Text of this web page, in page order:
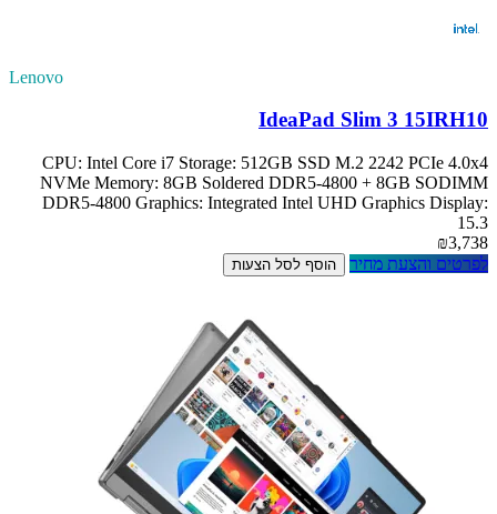
Lenovo
IdeaPad Slim 3 15IRH10
CPU: Intel Core i7 Storage: 512GB SSD M.2 2242 PCIe 4.0x4
NVMe Memory: 8GB Soldered DDR5-4800 + 8GB SODIMM
DDR5-4800 Graphics: Integrated Intel UHD Graphics Display:
15.3
₪3,738
לפרטים והצעת מחיר
הוסף לסל הצעות